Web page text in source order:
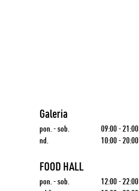
Galeria
pon. - sob.
09:00 - 21:00
nd.
10:00 - 20:00
FOOD HALL
pon. - sob.
12:00 - 22:00